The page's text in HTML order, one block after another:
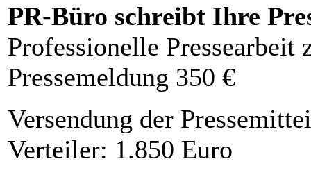
PR-Büro schreibt Ihre
Professionelle Pressearbeit
Pressemeldung 350 €
Versendung der
Verteiler: 1.850 Euro